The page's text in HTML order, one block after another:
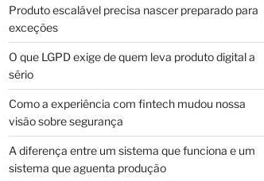
Produto escalável precisa nascer preparado para
exceções
O que LGPD exige de quem leva produto digital a
sério
Como a experiência com fintech mudou nossa
visão sobre segurança
A diferença entre um sistema que funciona e um
sistema que aguenta produção